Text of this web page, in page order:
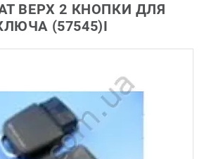
ВЕРХ 2 КНОПКИ ДЛЯ
(57545)I